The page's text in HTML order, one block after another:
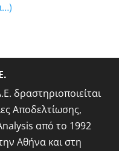
δραστηριοποιείται
Αποδελτίωσης,
από το 1992
Αθήνα και στη